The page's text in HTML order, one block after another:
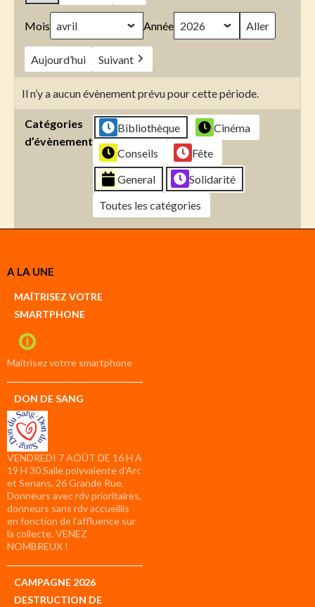
Mois Année
Aujourd’hui Suivant
Il n’y a aucun évènement prévu pour cette période.
Catégories
d’évènement
Bibliothèque
Cinéma
Conseils
Fête
General
Solidarité
Toutes les catégories
Créer
compte
compte
A LA UNE
MAÎTRISEZ VOTRE
SMARTPHONE
Maîtrisez votrre smartphone
DON DE SANG
VENDREDI 7 AOÛT DE 16 H A
19 H 30 Salle polyvalente d’Arc
et Senans, 26 Grande Rue.
Donneurs avec rdv prioritaires,
donneurs sans rdv accueillis
en fonction de l’affluence sur
la collecte. VENEZ
NOMBREUX !
CAMPAGNE 2026
DESTRUCTION DE